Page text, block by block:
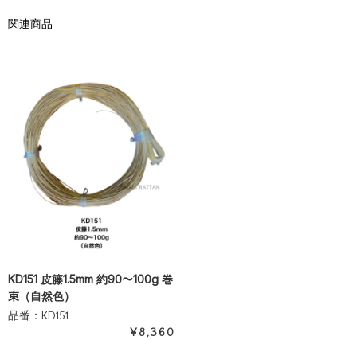
関連商品
KD151 皮籐1.5mm 約90〜100g 巻
束（自然色）
品番：KD151 …
¥8,360